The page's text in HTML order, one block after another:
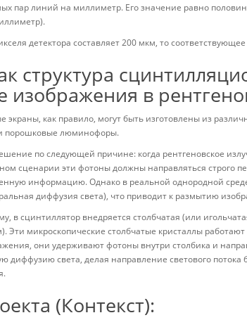
пар линий на миллиметр. Его значение равно
детектора составляет 200 мкм, то
структура
изображения в
как правило, могут быть изготовлены из
порошковые люминофоры.
по следующей причине: когда рентгеновское
сценарии эти фотоны должны направляться строго
информацию. Однако в реальной однородной
диффузия света), что приводит к размытию
в сцинтиллятор внедряется столбчатая (или
Эти микроскопические столбчатые кристаллы
они удерживают фотоны внутри столбика и
диффузию света, делая направление светового
(Контекст):